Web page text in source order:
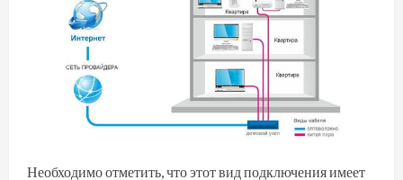
Необходимо отметить, что этот вид подключения имеет